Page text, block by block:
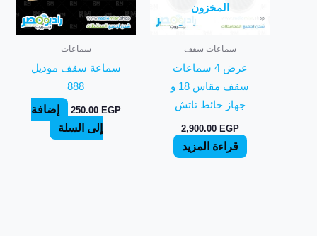
المخزون
سماعات سقف
عرض 4 سماعات
سقف مقاس 18 و
جهاز حائط تاتش
2,900.00 EGP
قراءة المزيد
سماعات
سماعة سقف موديل
888
250.00 EGP
إضافة
إلى السلة